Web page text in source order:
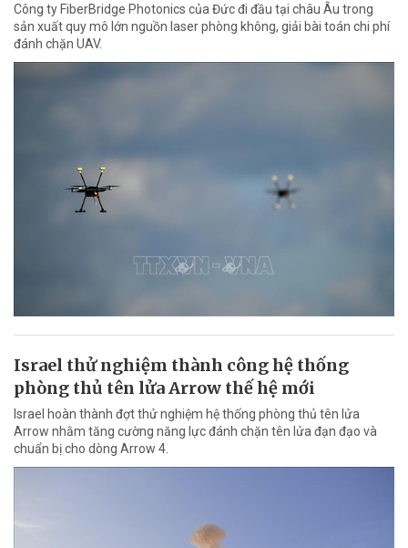
Công ty FiberBridge Photonics của Đức đi đầu tại châu Âu trong
sản xuất quy mô lớn nguồn laser phòng không, giải bài toán chi phí
đánh chặn UAV.
Israel thử nghiệm thành công hệ thống
phòng thủ tên lửa Arrow thế hệ mới
Israel hoàn thành đợt thử nghiệm hệ thống phòng thủ tên lửa
Arrow nhằm tăng cường năng lực đánh chặn tên lửa đạn đạo và
chuẩn bị cho dòng Arrow 4.